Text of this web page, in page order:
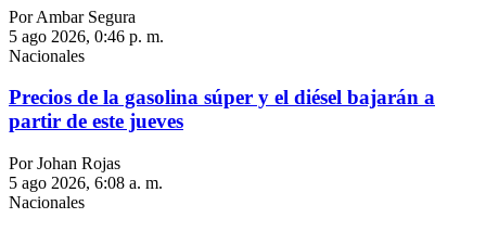
Por Ambar Segura
5 ago 2026, 0:46 p. m.
Nacionales
Precios de la gasolina súper y el diésel bajarán a
partir de este jueves
Por Johan Rojas
5 ago 2026, 6:08 a. m.
Nacionales